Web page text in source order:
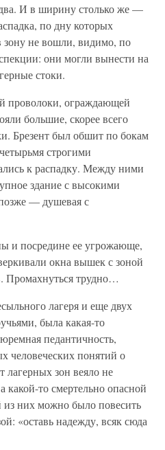
И в ширину столько же —
по дну которых
зону не вошли, видимо, по
они могли вынести на
стоки.
проволоки, ограждающей
большие, скорее всего
Брезент был обшит по бокам
строгими
к распадку. Между ними
здание с высокими
— душевая с
и посредине ее угрожающе,
окна вышек с зоной
Промахнуться трудно…
лагеря и еще двух
была какая-то
педантичность,
человеческих понятий о
лагерных зон веяло не
какой-то смертельно опасной
них можно было повесить
«оставь надежду, всяк сюда